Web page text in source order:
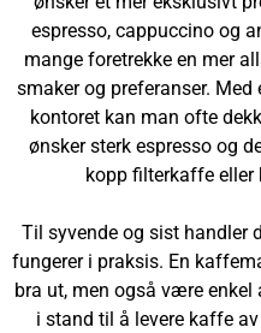
espresso, cappuccino og
mange foretrekke en mer
smaker og preferanser.
kontoret kan man ofte
ønsker sterk espresso og
kopp filterkaffe eller
Til syvende og sist handler
fungerer i praksis. En
bra ut, men også være enkel
i stand til å levere kaffe